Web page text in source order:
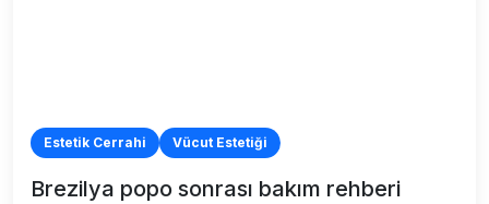
Estetik Cerrahi Vücut Estetiği
Brezilya popo sonrası bakım rehberi